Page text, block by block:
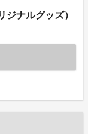
ナルグッズ）